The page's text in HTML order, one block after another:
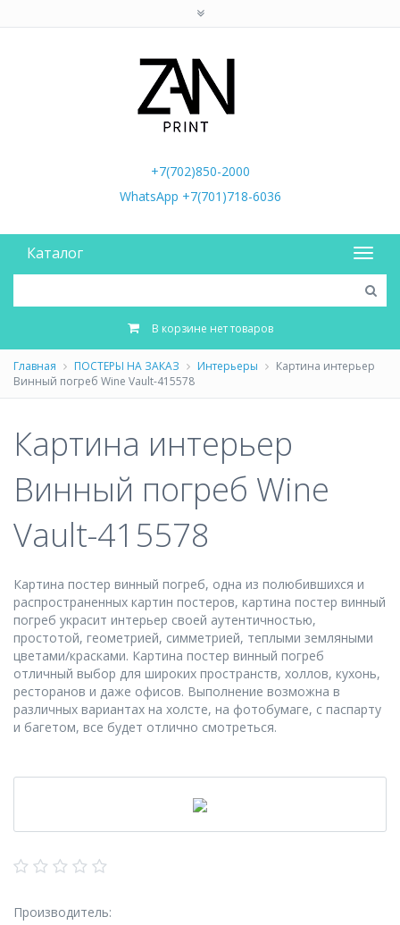
+7(702)850-2000
WhatsApp +7(701)718-6036
Каталог
В корзине нет товаров
Главная ПОСТЕРЫ НА ЗАКАЗ Интерьеры
Картина интерьер
Винный погреб Wine Vault-415578
Картина интерьер
Винный погреб Wine
Vault-415578
Картина постер винный погреб, одна из полюбившихся и
распространенных картин постеров, картина постер винный
погреб украсит интерьер своей аутентичностью,
простотой, геометрией, симметрией, теплыми земляными
цветами/красками. Картина постер винный погреб
отличный выбор для широких пространств, холлов, кухонь,
ресторанов и даже офисов. Выполнение возможна в
различных вариантах на холсте, на фотобумаге, с паспарту
и багетом, все будет отлично смотреться.
Производитель: